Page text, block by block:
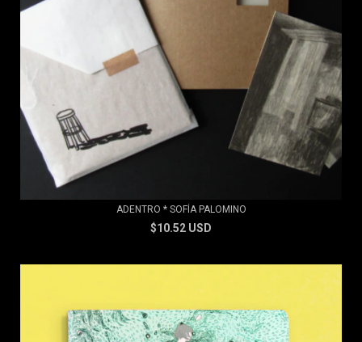
ADENTRO * SOFÍA PALOMINO
$10.52 USD